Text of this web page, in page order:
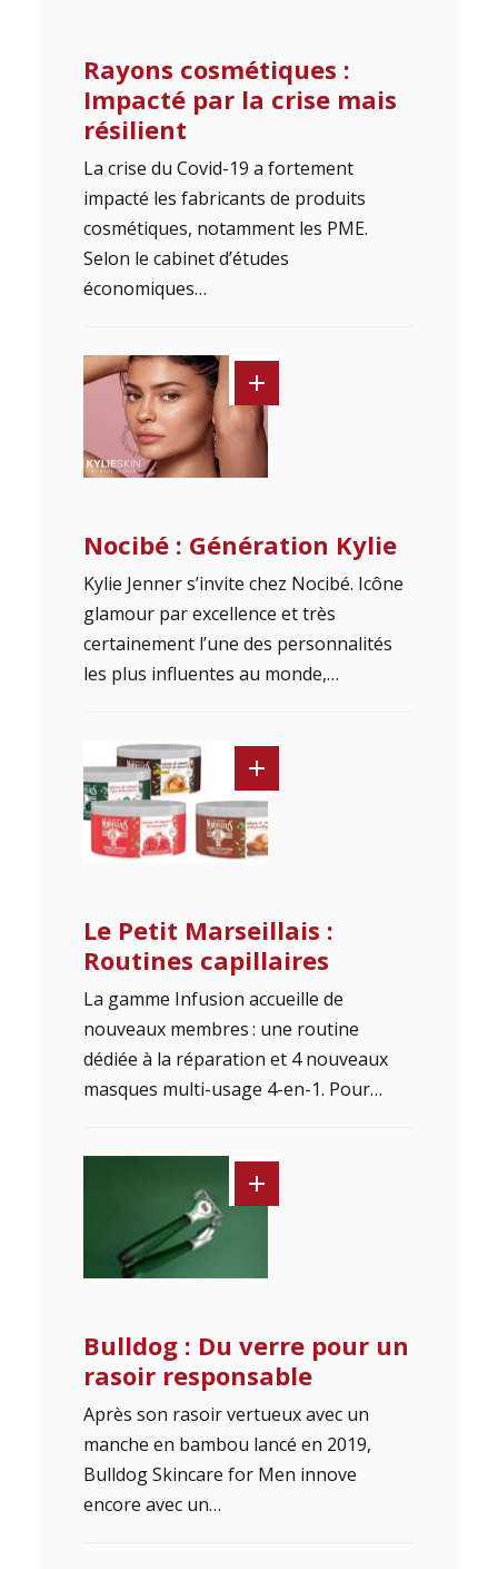
Rayons cosmétiques :
Impacté par la crise mais
résilient
La crise du Covid-19 a fortement
impacté les fabricants de produits
cosmétiques, notamment les PME.
Selon le cabinet d’études
économiques…
Nocibé : Génération Kylie
Kylie Jenner s’invite chez Nocibé. Icône
glamour par excellence et très
certainement l’une des personnalités
les plus influentes au monde,…
Le Petit Marseillais :
Routines capillaires
La gamme Infusion accueille de
nouveaux membres : une routine
dédiée à la réparation et 4 nouveaux
masques multi-usage 4-en-1. Pour…
Bulldog : Du verre pour un
rasoir responsable
Après son rasoir vertueux avec un
manche en bambou lancé en 2019,
Bulldog Skincare for Men innove
encore avec un…